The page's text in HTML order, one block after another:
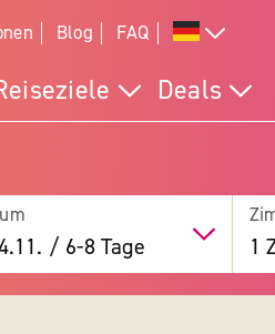
Blog FAQ
Deals
/ 6-8 Tage 1